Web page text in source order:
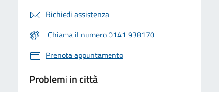
Richiedi assistenza
Chiama il numero 0141 938170
Prenota appuntamento
Problemi in città